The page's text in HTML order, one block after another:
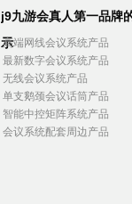
j9九游会真人第一品牌
示
高端网线会议系统产品
最新数字会议系统产品
无线会议系统产品
单支鹅颈会议话筒产品
智能中控矩阵系统产品
会议系统配套周边产品